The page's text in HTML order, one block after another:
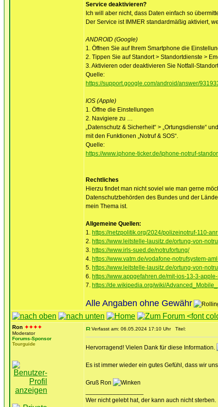
Service deaktivieren?
Ich will aber nicht, dass Daten einfach so
Der Service ist IMMER standardmäßig aktiviert,
ANDROID (Google)
1. Öffnen Sie auf Ihrem Smartphone die
2. Tippen Sie auf Standort > Standortdienste >
3. Aktivieren oder deaktivieren Sie Notfall-
Quelle:
https://support.google.com/android/answer/
IOS (Apple)
1. Öffne die Einstellungen
2. Navigiere zu …
„Datenschutz & Sicherheit“ > „Ortungsdienste“
mit den Funktionen „Notruf & SOS“.
Quelle:
https://www.iphone-ticker.de/iphone-notruf-
Rechtliches
Hierzu findet man nicht soviel wie man gerne
Datenschutzbehörden des Bundes und der
mein Thema ist.
Allgemeine Quellen:
1. https://netzpolitik.org/2024/polizeinotruf-110-
2. https://www.leitstelle-lausitz.de/ortung-von-
3. https://www.irls-sued.de/notrufortung/
4. https://www.vatm.de/vodafone-notrufsystem-
5. https://www.leitstelle-lausitz.de/ortung-von-
6. https://www.appgefahren.de/mit-ios-13-3-
7. https://de.wikipedia.org/wiki/
Alle Angaben ohne Gewähr
Ron ✦✦✦✦
Moderator
Forums-Sponsor
Tourguide
Verfasst am: 06.05.2024 17:10 Uhr Titel:
Hervorragend! Vielen Dank für diese Information.
Es ist immer wieder ein gutes Gefühl, dass wir
Gruß Ron
Wer nicht gelebt hat, der kann auch nicht sterben.